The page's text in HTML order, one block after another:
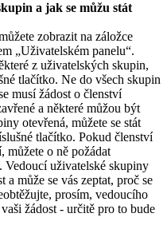
a jak se můžu stát
zobrazit na záložce
„Uživatelském panelu“.
z uživatelských skupin,
tlačítko. Ne do všech skupin
musí žádost o členství
a některé můžou být
otevřená, můžete se stát
tlačítko. Pokud členství
můžete o ně požádat
uživatelské skupiny
a může se vás zeptat, proč se
prosím, vedoucího
žádost - určitě pro to bude